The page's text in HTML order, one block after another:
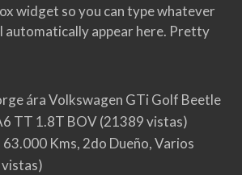
widget so you can type whatever
automatically appear here. Pretty
ára Volkswagen GTi Golf Beetle
TT 1.8T BOV(21389 vistas)
Kms, 2do Dueño, Varios